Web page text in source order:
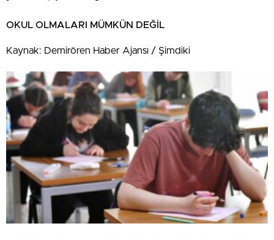
OKUL OLMALARI MÜMKÜN DEĞİL
Kaynak: Demirören Haber Ajansı / Şimdiki